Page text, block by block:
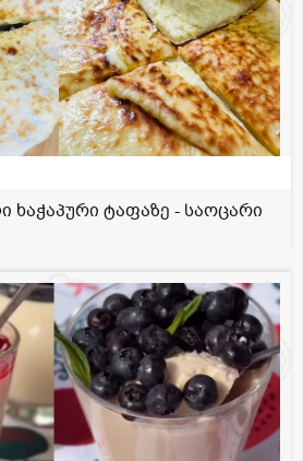
ტაფაზე - საოცარი